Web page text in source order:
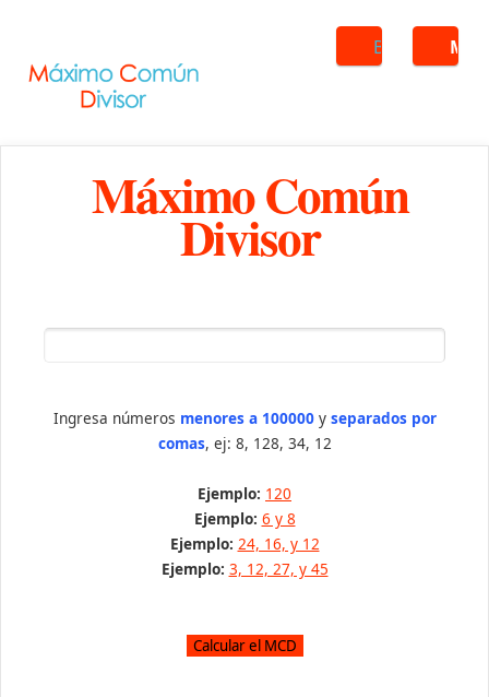
Buscar
Máximo Común
Divisor
Ingresa números menores a 100000y separados por
comas, ej: 8, 128, 34, 12
Ejemplo: 120
Ejemplo: 6 y 8
Ejemplo: 24, 16, y 12
Ejemplo: 3, 12, 27, y 45